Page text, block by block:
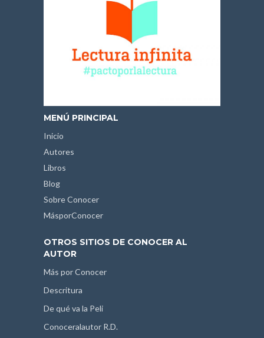
MENÚ PRINCIPAL
Inicio
Autores
Libros
Blog
Sobre Conocer
MásporConocer
OTROS SITIOS DE CONOCER AL
AUTOR
Más por Conocer
Descritura
De qué va la Peli
Conoceralautor R.D.